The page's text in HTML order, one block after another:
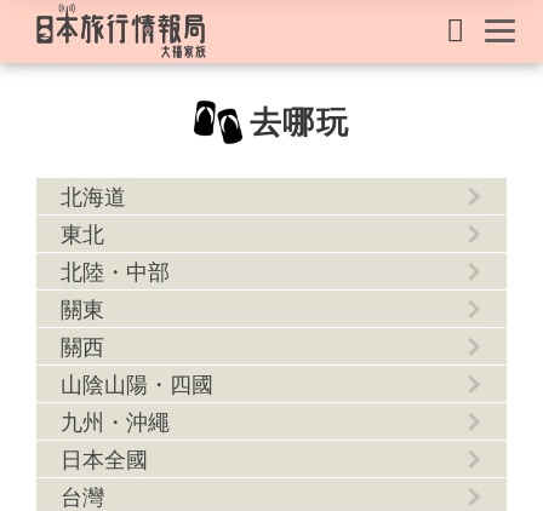
去哪玩
北海道
東北
北陸・中部
關東
關西
山陰山陽・四國
九州・沖繩
日本全國
台灣